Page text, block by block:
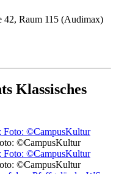
42, Raum 115 (Audimax)
Klassisches
©CampusKultur
©CampusKultur